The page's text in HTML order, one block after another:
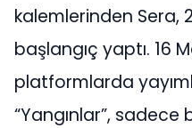
kalemlerinden Sera,
başlangıç yaptı. 16
platformlarda
“Yangınlar”, sadece